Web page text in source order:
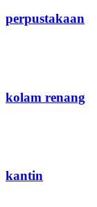
perpustakaan
kolam renang
kantin